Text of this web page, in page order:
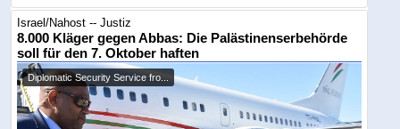
Israel/Nahost -- Justiz
8.000 Kläger gegen Abbas: Die Palästinenserbehörde
soll für den 7. Oktober haften
Diplomatic Security Service fro...